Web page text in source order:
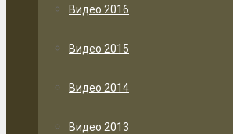
Видео 2016
Видео 2015
Видео 2014
Видео 2013